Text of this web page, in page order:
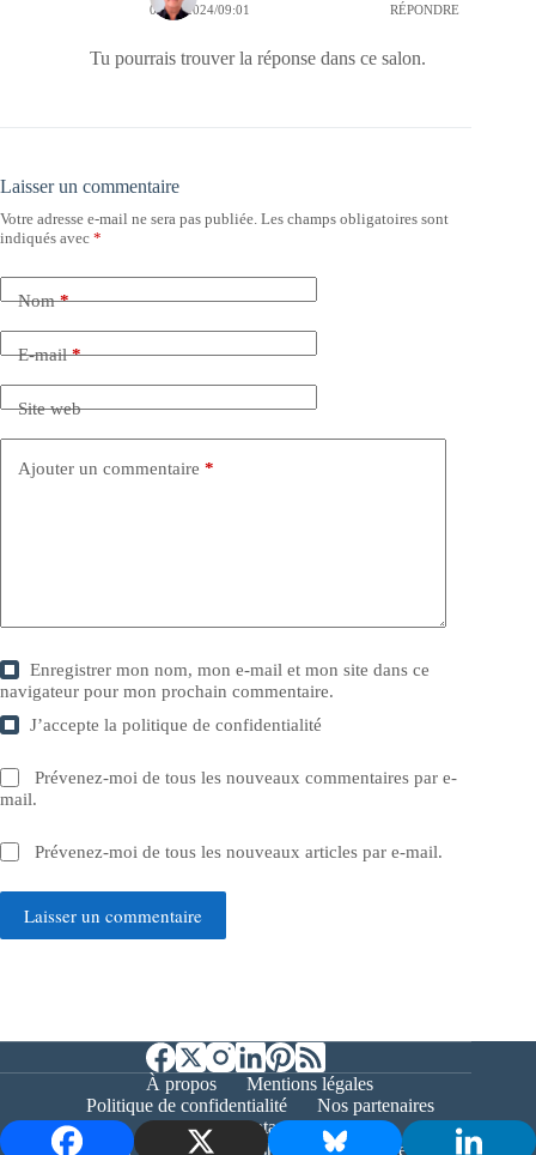
02/08/2024/09:01 RÉPONDRE
Tu pourrais trouver la réponse dans ce salon.
Laisser un commentaire
Votre adresse e-mail ne sera pas publiée. Les champs obligatoires sont
indiqués avec *
Nom*
E-mail*
Site web
Ajouter un commentaire *
Enregistrer mon nom, mon e-mail et mon site dans ce
navigateur pour mon prochain commentaire.
J’accepte lapolitique de confidentialité
Prévenez-moi de tous les nouveaux commentaires par e-
mail.
Prévenez-moi de tous les nouveaux articles par e-mail.
Laisser un commentaire
À propos
Mentions légales
Politique de confidentialité
Nos partenaires
Contact
Copyright © 2026 - Bernieshoot.fr Journal Web